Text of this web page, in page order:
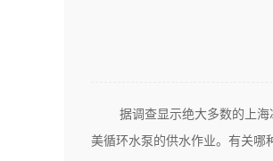
据调查显示绝大多数的上
美循环水泵的供水作业。有关哪